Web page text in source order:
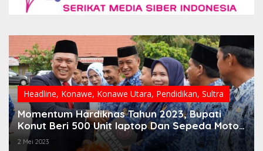
Headline, Konawe, Konawe Utara, Pendidikan, Sultra
Momentum Hardiknas Tahun 2023, Bupati
Konut Beri 500 Unit laptop Dan Sepeda Motor
Kepada Tenaga Pengajar
2 Mei 2023